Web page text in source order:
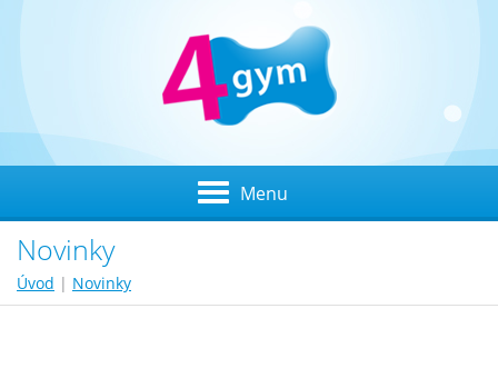
Menu
Novinky
Úvod | Novinky